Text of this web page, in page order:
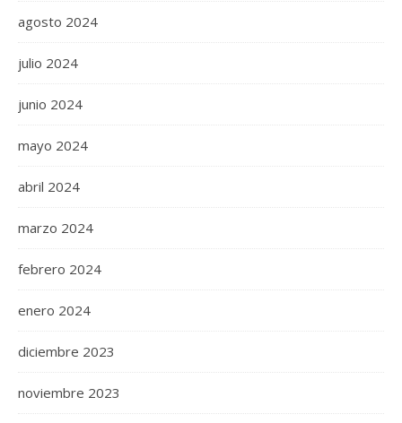
agosto 2024
julio 2024
junio 2024
mayo 2024
abril 2024
marzo 2024
febrero 2024
enero 2024
diciembre 2023
noviembre 2023